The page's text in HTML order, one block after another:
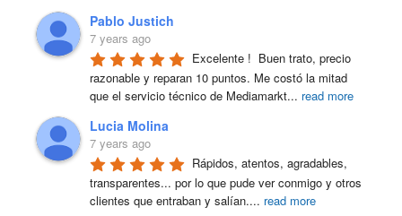
Pablo Justich
7 years ago
Excelente !  Buen trato, precio
razonable y reparan 10 puntos. Me costó la mitad
que el servicio técnico de Mediamarkt... read more
Lucia Molina
7 years ago
Rápidos, atentos, agradables,
transparentes... por lo que pude ver conmigo y otros
clientes que entraban y salían.... read more